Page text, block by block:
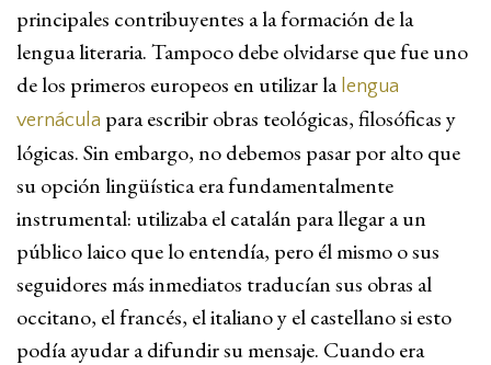
principales contribuyentes a la formación de la
lengua literaria. Tampoco debe olvidarse que fue uno
de los primeros europeos en utilizar la lengua
vernácula para escribir obras teológicas, filosóficas y
lógicas. Sin embargo, no debemos pasar por alto que
su opción lingüística era fundamentalmente
instrumental: utilizaba el catalán para llegar a un
público laico que lo entendía, pero él mismo o sus
seguidores más inmediatos traducían sus obras al
occitano, el francés, el italiano y el castellano si esto
podía ayudar a difundir su mensaje. Cuando era